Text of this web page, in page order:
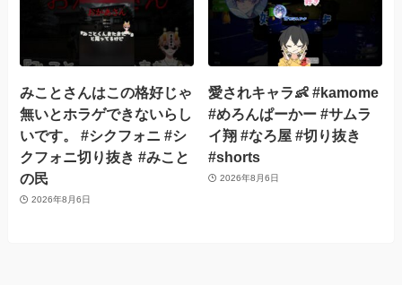
みことさんはこの格好じゃ
無いとホラゲできないらし
いです。 #シクフォニ #シ
クフォニ切り抜き #みこと
の民
2026年8月6日
愛されキャラ👶 #kamome
#めろんぱーかー #サムラ
イ翔 #なろ屋 #切り抜き
#shorts
2026年8月6日